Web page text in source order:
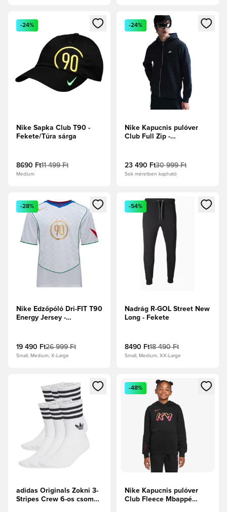
Megnyit egy modált a bejelentkezéshez vagy a tagként
-24%
Nike Sapka Club T90 -
Fekete/Túra sárga
8690 Ft11 499 Ft
Medium
Megnyit egy modált a
-24%
Nike Kapucnis pulóver
Club Full Zip -
23 490 Ft30 999 Ft
Sok méretben kapható
Megnyit egy modált a bejelentkezéshez vagy a tagként
-28%
Nike Edzőpóló Dri-FIT T90
Energy Jersey -
19 490 Ft26 999 Ft
Small, Medium, X-Large
Megnyit egy modált a
-54%
Nadrág R-GOL Street New
Long - Fekete
8490 Ft18 490 Ft
Small, Medium, XX-Large
Megnyit egy modált a bejelentkezéshez vagy a tagként
adidas Originals Zokni 3-
Stripes Crew 6-os csomag
Megnyit egy modált a
-48%
Nike Kapucnis pulóver
Club Fleece Mbappé